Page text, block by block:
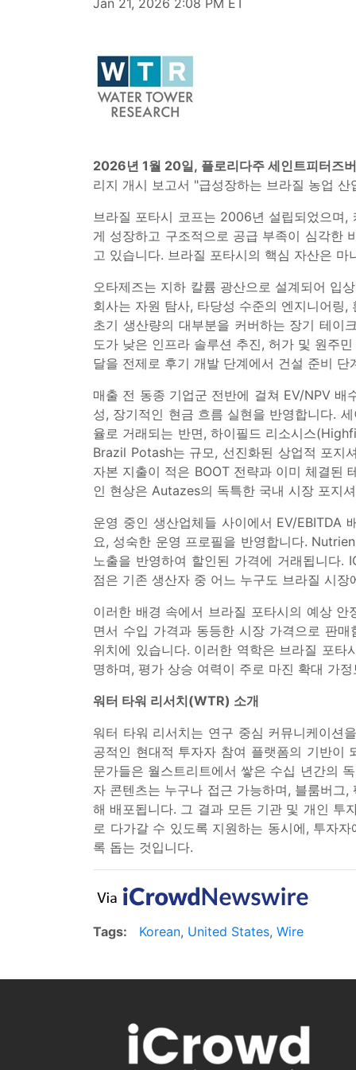
Jan 21, 2026 2:08 PM ET
2026년 1월 20일, 플로리다주 세인트피터즈
리지 개시 보고서 "급성장하는 브라질 농업
브라질 포타시 코프는 2006년 설립되었으며
게 성장하고 구조적으로 공급 부족이 심각한
고 있습니다. 브라질 포타시의 핵심 자산은
오타제즈는 지하 칼륨 광산으로 설계되어 입
회사는 자원 탐사, 타당성 수준의 엔지니어링
초기 생산량의 대부분을 커버하는 장기 테
도가 낮은 인프라 솔루션 추진, 허가 및 원주
달을 전제로 후기 개발 단계에서 건설 준비
매출 전 동종 기업군 전반에 걸쳐 EV/NPV
성, 장기적인 현금 흐름 실현을 반영합니다.
율로 거래되는 반면, 하이필드 리소시스
Brazil Potash는 규모, 선진화된 상업적 포지
자본 지출이 적은 BOOT 전략과 이미 체결된
인 현상은 Autazes의 독특한 국내 시장 포지
운영 중인 생산업체들 사이에서 EV/EBITDA
요, 성숙한 운영 프로필을 반영합니다.
노출을 반영하여 할인된 가격에 거래됩니다.
점은 기존 생산자 중 어느 누구도 브라질 시
이러한 배경 속에서 브라질 포타시의 예상
면서 수입 가격과 동등한 시장 가격으로 판
위치에 있습니다. 이러한 역학은 브라질 포
명하며, 평가 상승 여력이 주로 마진 확대 가
워터 타워 리서치(WTR) 소개
워터 타워 리서치는 연구 중심 커뮤니케이션
공적인 현대적 투자자 참여 플랫폼의 기반이
문가들은 월스트리트에서 쌓은 수십 년간의
자 콘텐츠는 누구나 접근 가능하며, 블룸버그
해 배포됩니다. 그 결과 모든 기관 및 개인 투
로 다가갈 수 있도록 지원하는 동시에, 투자
록 돕는 것입니다.
Tags: Korean, United States, Wire